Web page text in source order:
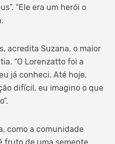
“Ele era um herói o
acredita Suzana, o maior
“O Lorenzatto foi a
já conheci. Até hoje,
difícil, eu imagino o que
como a comunidade